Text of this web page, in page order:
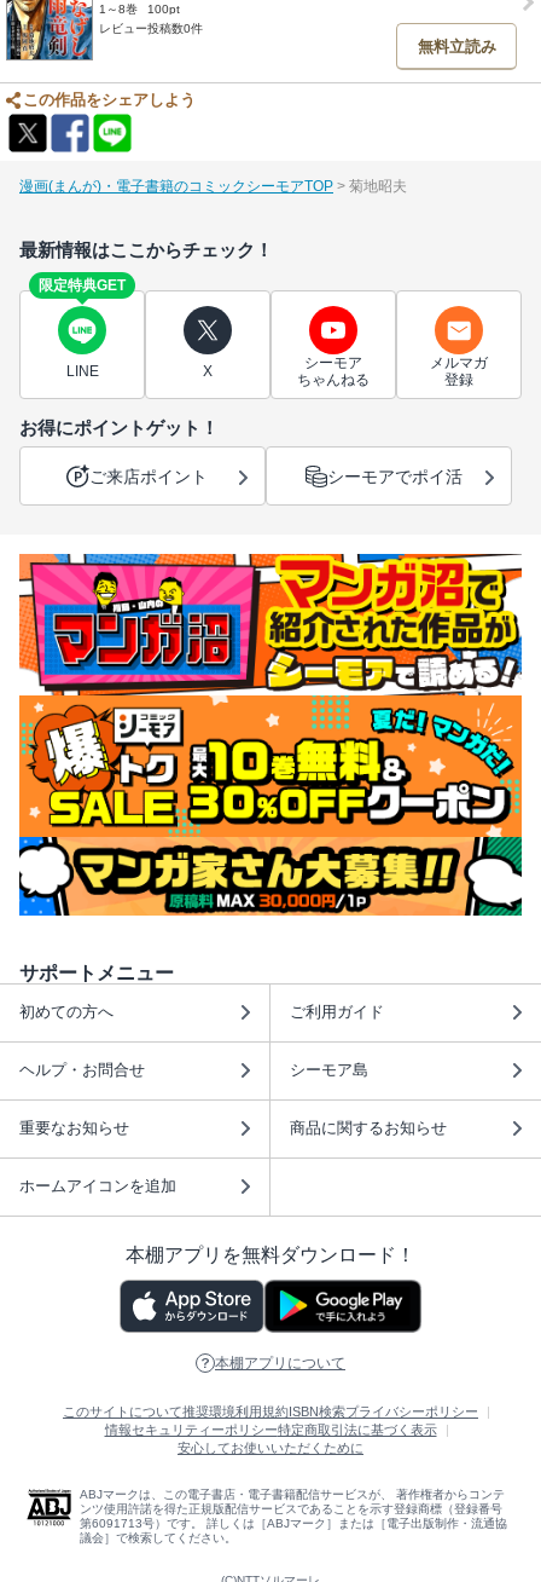
1～8巻
100pt
レビュー投稿数0件
無料立読み
この作品をシェアしよう
漫画(まんが)・電子書籍のコミックシーモアTOP 菊地昭夫
最新情報はここからチェック！
限定特典GET
LINE X
シーモア
ちゃんねる
メルマガ
登録
お得にポイントゲット！
ご来店ポイント シーモアでポイ活
サポートメニュー
初めての方へ ご利用ガイド
ヘルプ・お問合せ シーモア島
重要なお知らせ 商品に関するお知らせ
ホームアイコンを追加
本棚アプリを無料ダウンロード！
本棚アプリについて
このサイトについて推奨環境利用規約 ISBN検索プライバシーポリシー
情報セキュリティーポリシー特定商取引法に基づく表示
安心してお使いいただくために
ABJマークは、この電子書店・電子書籍配信サービスが、 著作権者からコンテ
ンツ使用許諾を得た正規版配信サービスであることを示す登録商標（登録番号
第6091713号）です。 詳しくは［ABJマーク］または［電子出版制作・流通協
議会］で検索してください。